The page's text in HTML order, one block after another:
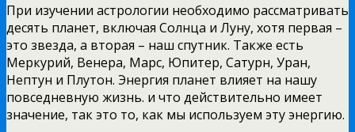
При изучении астрологии необходимо рассматривать
десять планет, включая Солнца и Луну, хотя первая –
это звезда, а вторая – наш спутник. Также есть
Меркурий, Венера, Марс, Юпитер, Сатурн, Уран,
Нептун и Плутон. Энергия планет влияет на нашу
повседневную жизнь. и что действительно имеет
значение, так это то, как мы используем эту энергию.